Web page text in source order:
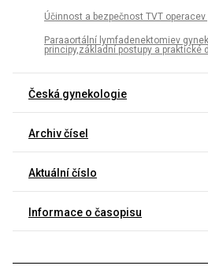
Účinnost a bezpečnost TVT operacev
Paraaortální lymfadenektomiev
principy,základní postupy a praktické
Česká gynekologie
Archiv čísel
Aktuální číslo
Informace o časopisu